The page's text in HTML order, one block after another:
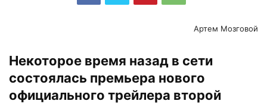
Артем Мозговой
Некоторое время назад в сети
состоялась премьера нового
официального трейлера второй